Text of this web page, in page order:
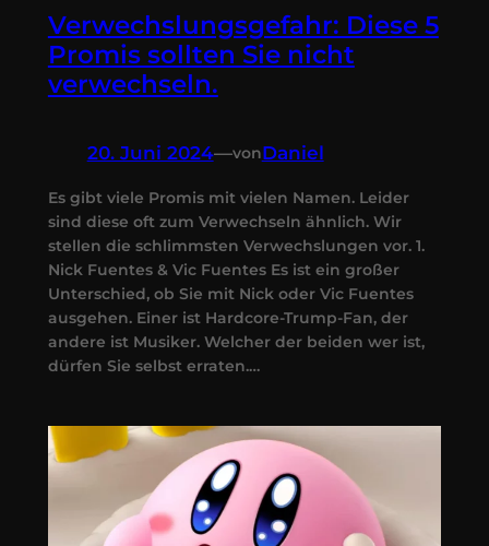
Verwechslungsgefahr: Diese 5
Promis sollten Sie nicht
verwechseln.
20. Juni 2024—vonDaniel
Es gibt viele Promis mit vielen Namen. Leider
sind diese oft zum Verwechseln ähnlich. Wir
stellen die schlimmsten Verwechslungen vor. 1.
Nick Fuentes & Vic Fuentes Es ist ein großer
Unterschied, ob Sie mit Nick oder Vic Fuentes
ausgehen. Einer ist Hardcore-Trump-Fan, der
andere ist Musiker. Welcher der beiden wer ist,
dürfen Sie selbst erraten.…